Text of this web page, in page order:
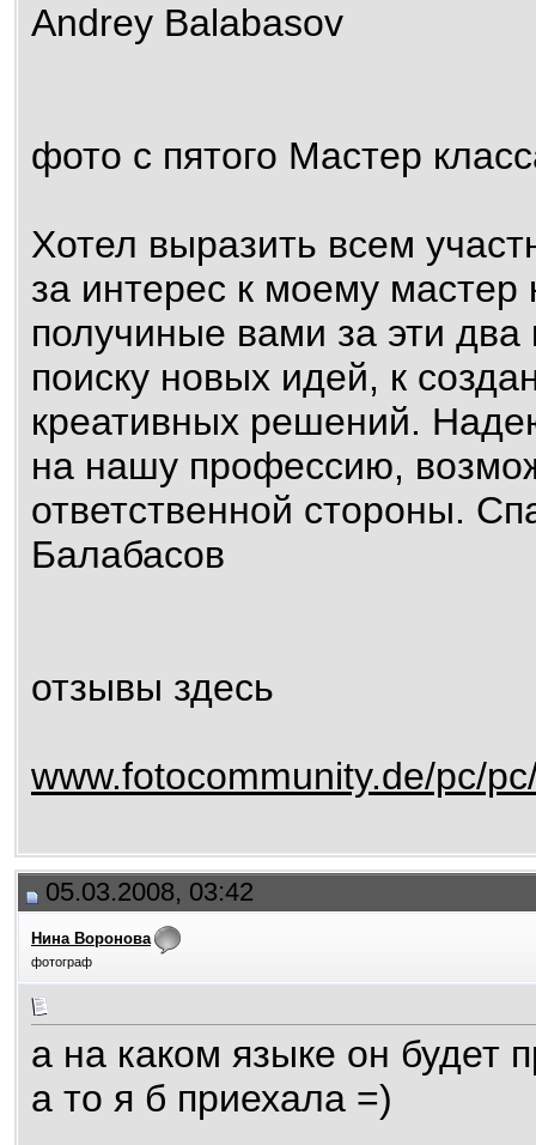
Andrey Balabasov
фото с пятого Мастер
Хотел выразить всем
за интерес к моему
получиные вами за эти два
поиску новых идей, к
креативных решений.
на нашу профессию,
ответственной стороны.
Балабасов
отзывы здесь
www.fotocommunity.de/pc/
05.03.2008, 03:42
Нина Воронова
фотограф
а на каком языке он будет
а то я б приехала =)